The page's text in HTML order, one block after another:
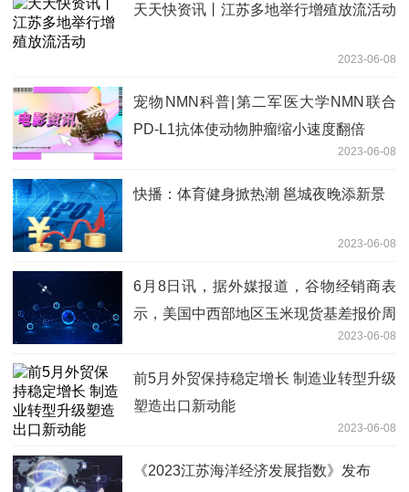
天天快资讯丨江苏多地举行增殖放流活动
2023-06-08
宠物NMN科普|第二军医大学NMN联合
PD-L1抗体使动物肿瘤缩小速度翻倍
2023-06-08
快播：体育健身掀热潮 邕城夜晚添新景
2023-06-08
6月8日讯，据外媒报道，谷物经销商表
示，美国中西部地区玉米现货基差报价周
三持稳至走低，大豆基差报价大致持稳|
全球即时
2023-06-08
前5月外贸保持稳定增长 制造业转型升级
塑造出口新动能
2023-06-08
《2023江苏海洋经济发展指数》发布